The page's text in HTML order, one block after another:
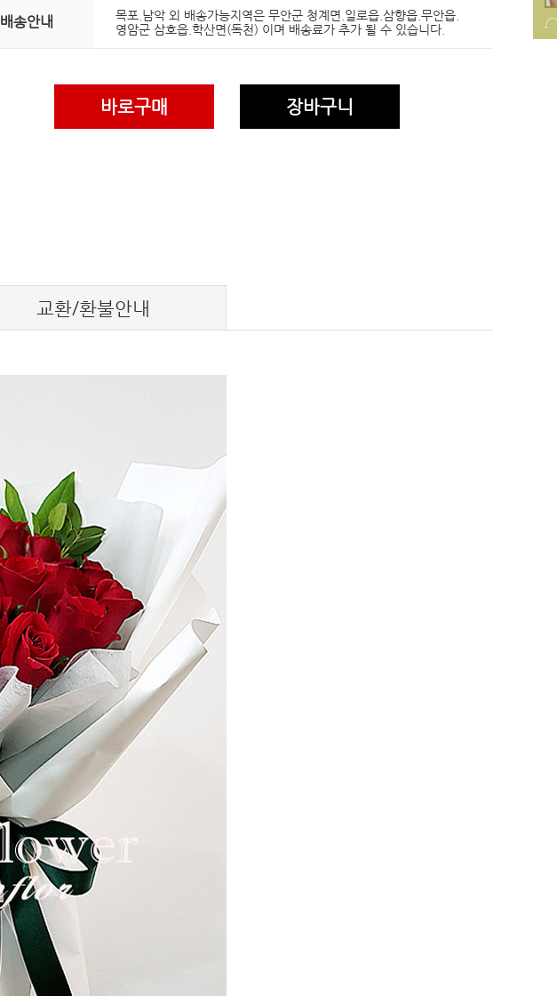
배송안내
목포.남악 외 배송가능지역은 무안군 청계면.일로읍.삼향읍.무안읍.
영암군 삼호읍.학산면(독천) 이며 배송료가 추가 될 수 있습니다.
바로구매 장바구니
교환/환불안내